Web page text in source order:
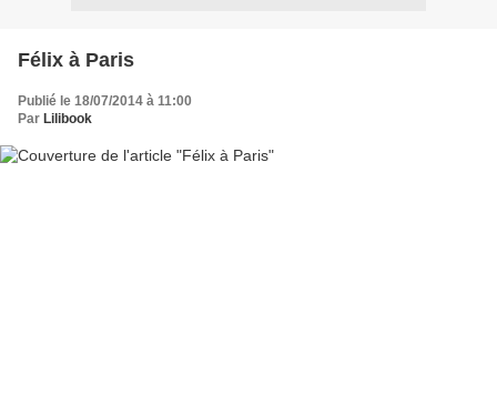
Félix à Paris
Publié le 18/07/2014 à 11:00
Par Lilibook